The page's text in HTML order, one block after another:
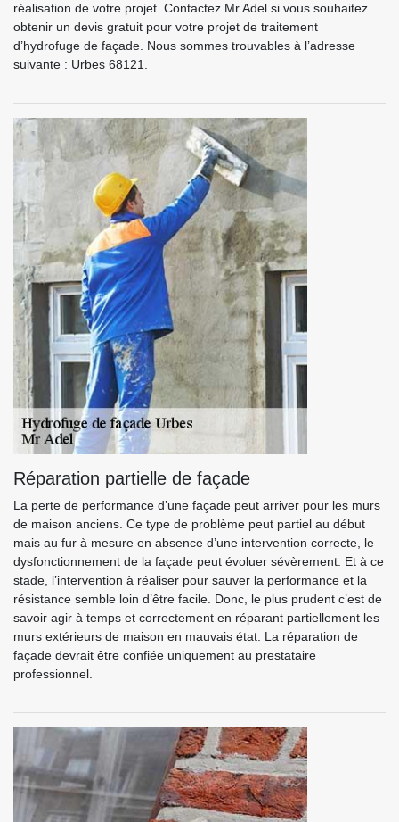
réalisation de votre projet. Contactez Mr Adel si vous souhaitez
obtenir un devis gratuit pour votre projet de traitement
d’hydrofuge de façade. Nous sommes trouvables à l’adresse
suivante : Urbes 68121.
Réparation partielle de façade
La perte de performance d’une façade peut arriver pour les murs
de maison anciens. Ce type de problème peut partiel au début
mais au fur à mesure en absence d’une intervention correcte, le
dysfonctionnement de la façade peut évoluer sévèrement. Et à ce
stade, l’intervention à réaliser pour sauver la performance et la
résistance semble loin d’être facile. Donc, le plus prudent c’est de
savoir agir à temps et correctement en réparant partiellement les
murs extérieurs de maison en mauvais état. La réparation de
façade devrait être confiée uniquement au prestataire
professionnel.